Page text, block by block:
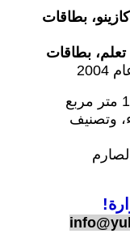
بطاقات
بطاقات
وتصنيف